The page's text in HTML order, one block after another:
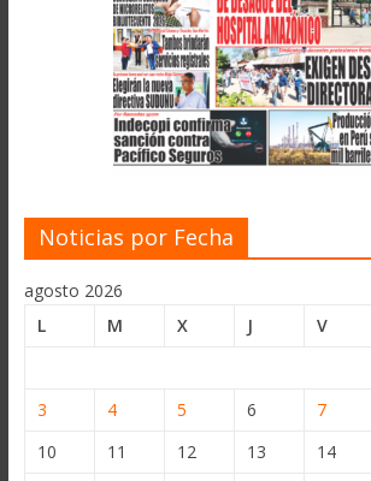
Noticias por Fecha
agosto 2026
L
M X J V
3
4 5 6 7
10
11 12 13 14